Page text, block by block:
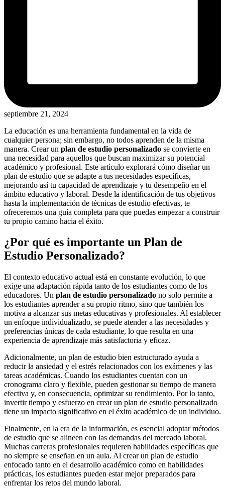
septiembre 21, 2024
La educación es una herramienta fundamental en la vida de
cualquier persona; sin embargo, no todos aprenden de la misma
manera. Crear un plan de estudio personalizado se convierte en
una necesidad para aquellos que buscan maximizar su potencial
académico y profesional. Este artículo explorará cómo diseñar un
plan de estudio que se adapte a tus necesidades específicas,
mejorando así tu capacidad de aprendizaje y tu desempeño en el
ámbito educativo y laboral. Desde la identificación de tus objetivos
hasta la implementación de técnicas de estudio efectivas, te
ofreceremos una guía completa para que puedas empezar a construir
tu propio camino hacia el éxito.
¿Por qué es importante un Plan de
Estudio Personalizado?
El contexto educativo actual está en constante evolución, lo que
exige una adaptación rápida tanto de los estudiantes como de los
educadores. Un plan de estudio personalizado no solo permite a
los estudiantes aprender a su propio ritmo, sino que también los
motiva a alcanzar sus metas educativas y profesionales. Al establecer
un enfoque individualizado, se puede atender a las necesidades y
preferencias únicas de cada estudiante, lo que resulta en una
experiencia de aprendizaje más satisfactoria y eficaz.
Adicionalmente, un plan de estudio bien estructurado ayuda a
reducir la ansiedad y el estrés relacionados con los exámenes y las
tareas académicas. Cuando los estudiantes cuentan con un
cronograma claro y flexible, pueden gestionar su tiempo de manera
efectiva y, en consecuencia, optimizar su rendimiento. Por lo tanto,
invertir tiempo y esfuerzo en crear un plan de estudio personalizado
tiene un impacto significativo en el éxito académico de un individuo.
Finalmente, en la era de la información, es esencial adoptar métodos
de estudio que se alineen con las demandas del mercado laboral.
Muchas carreras profesionales requieren habilidades específicas que
no siempre se enseñan en un aula. Al crear un plan de estudio
enfocado tanto en el desarrollo académico como en habilidades
prácticas, los estudiantes pueden estar mejor preparados para
enfrentar los retos del mundo laboral.